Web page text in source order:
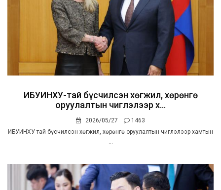
ИБУИНХУ-тай бүсчилсэн хөгжил, хөрөнгө
оруулалтын чиглэлээр х...
2026/05/27
1463
ИБУИНХУ-тай бүсчилсэн хөгжил, хөрөнгө оруулалтын чиглэлээр хамтын
...